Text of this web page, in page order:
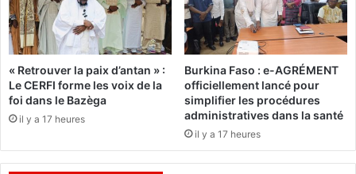
n
f
o
g
r
a
p
h
c
o
m
m
e
r
c
e
« Retrouver la paix d’antan » :
Le CERFI forme les voix de la
foi dans le Bazèga
il y a 17 heures
Burkina Faso : e-AGRÉMENT
officiellement lancé pour
simplifier les procédures
administratives dans la santé
il y a 17 heures